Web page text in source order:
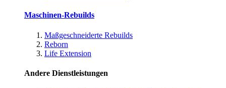
Maschinen-Rebuilds
Maßgeschneiderte Rebuilds
Reborn
Life Extension
Andere Dienstleistungen